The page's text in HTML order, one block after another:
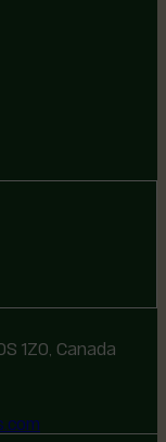
1Z0, Canada